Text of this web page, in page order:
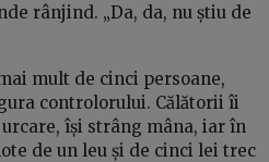
rânjind. „Da, da, nu știu de
mult de cinci persoane,
controlorului. Călătorii îi
își strâng mâna, iar în
de un leu și de cinci lei trec